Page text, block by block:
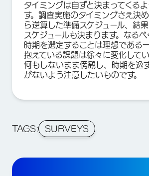
タイミングは自ずと決まってくる
す。調査実施のタイミングさえ決
ら逆算した準備スケジュール、結
スケジュールも決まります。なる
時期を選定することは理想である
抱えている課題は徐々に変化して
何もしないまま傍観し、時期を逸
がないよう注意したいものです。
TAGS: SURVEYS